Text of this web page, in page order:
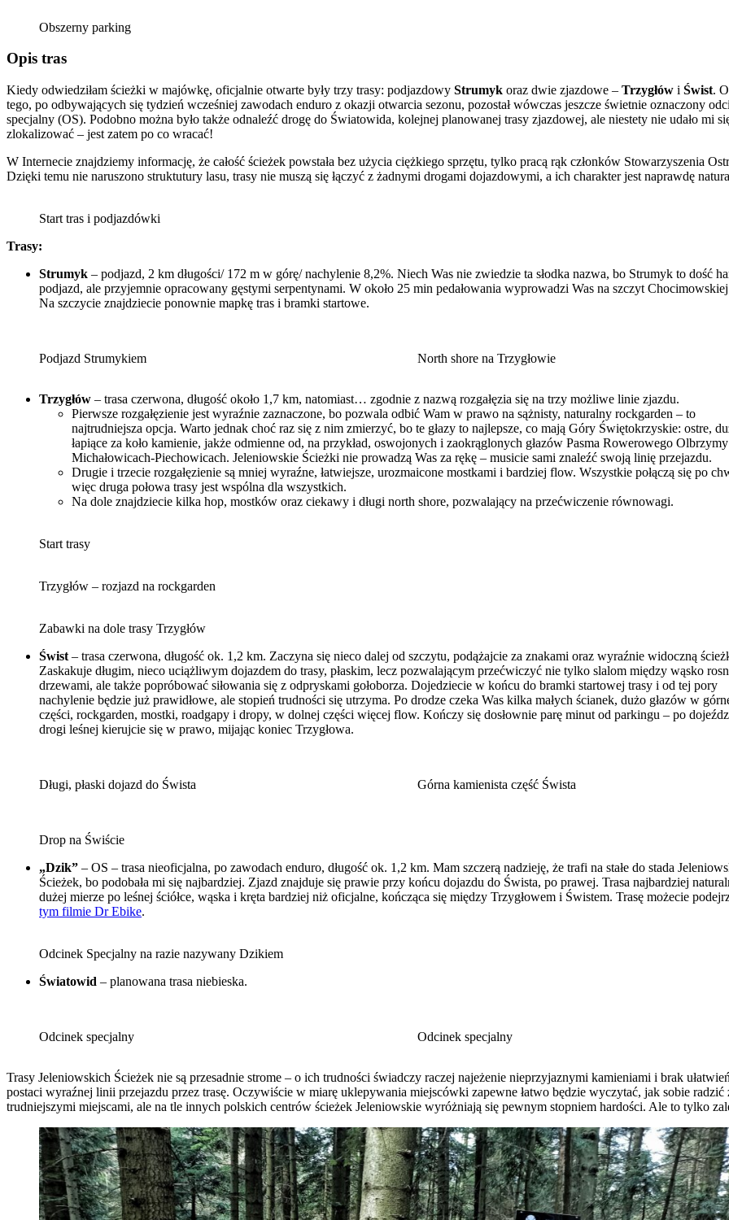
Obszerny parking
Opis tras
Kiedy odwiedziłam ścieżki w majówkę, oficjalnie otwarte były trzy trasy: podjazdowy Strumyk oraz dwie zjazdowe – Trzygłów i Świst.
tego, po odbywających się tydzień wcześniej zawodach enduro z okazji otwarcia sezonu, pozostał wówczas jeszcze świetnie oznaczony
specjalny (OS). Podobno można było także odnaleźć drogę do Światowida, kolejnej planowanej trasy zjazdowej, ale niestety nie udało mi
zlokalizować – jest zatem po co wracać!
W Internecie znajdziemy informację, że całość ścieżek powstała bez użycia ciężkiego sprzętu, tylko pracą rąk członków Stowarzyszenia
Dzięki temu nie naruszono struktutury lasu, trasy nie muszą się łączyć z żadnymi drogami dojazdowymi, a ich charakter jest naprawdę
Start tras i podjazdówki
Trasy:
Strumyk – podjazd, 2 km długości/ 172 m w górę/ nachylenie 8,2%. Niech Was nie zwiedzie ta słodka nazwa, bo Strumyk to dość
podjazd, ale przyjemnie opracowany gęstymi serpentynami. W około 25 min pedałowania wyprowadzi Was na szczyt
Na szczycie znajdziecie ponownie mapkę tras i bramki startowe.
Podjazd Strumykiem North shore na Trzygłowie
Trzygłów – trasa czerwona, długość około 1,7 km, natomiast… zgodnie z nazwą rozgałęzia się na trzy możliwe linie zjazdu.
Pierwsze rozgałęzienie jest wyraźnie zaznaczone, bo pozwala odbić Wam w prawo na sążnisty, naturalny rockgarden – to
najtrudniejsza opcja. Warto jednak choć raz się z nim zmierzyć, bo te głazy to najlepsze, co mają Góry Świętokrzyskie: ostre,
łapiące za koło kamienie, jakże odmienne od, na przykład, oswojonych i zaokrąglonych głazów Pasma Rowerowego
Michałowicach-Piechowicach. Jeleniowskie Ścieżki nie prowadzą Was za rękę – musicie sami znaleźć swoją linię przejazdu.
Drugie i trzecie rozgałęzienie są mniej wyraźne, łatwiejsze, urozmaicone mostkami i bardziej flow. Wszystkie połączą się po
więc druga połowa trasy jest wspólna dla wszystkich.
Na dole znajdziecie kilka hop, mostków oraz ciekawy i długi north shore, pozwalający na przećwiczenie równowagi.
Start trasy
Trzygłów – rozjazd na rockgarden
Zabawki na dole trasy Trzygłów
Świst – trasa czerwona, długość ok. 1,2 km. Zaczyna się nieco dalej od szczytu, podążajcie za znakami oraz wyraźnie widoczną
Zaskakuje długim, nieco uciążliwym dojazdem do trasy, płaskim, lecz pozwalającym przećwiczyć nie tylko slalom między wąsko
drzewami, ale także popróbować siłowania się z odpryskami gołoborza. Dojedziecie w końcu do bramki startowej trasy i od tej pory
nachylenie będzie już prawidłowe, ale stopień trudności się utrzyma. Po drodze czeka Was kilka małych ścianek, dużo głazów w
części, rockgarden, mostki, roadgapy i dropy, w dolnej części więcej flow. Kończy się dosłownie parę minut od parkingu – po
drogi leśnej kierujcie się w prawo, mijając koniec Trzygłowa.
Długi, płaski dojazd do Śwista Górna kamienista część Śwista
Drop na Świście
„Dzik” – OS – trasa nieoficjalna, po zawodach enduro, długość ok. 1,2 km. Mam szczerą nadzieję, że trafi na stałe do stada
Ścieżek, bo podobała mi się najbardziej. Zjazd znajduje się prawie przy końcu dojazdu do Śwista, po prawej. Trasa najbardziej
dużej mierze po leśnej ściółce, wąska i kręta bardziej niż oficjalne, kończąca się między Trzygłowem i Świstem. Trasę możecie
tym filmie Dr Ebike.
Odcinek Specjalny na razie nazywany Dzikiem
Światowid – planowana trasa niebieska.
Odcinek specjalny Odcinek specjalny
Trasy Jeleniowskich Ścieżek nie są przesadnie strome – o ich trudności świadczy raczej najeżenie nieprzyjaznymi kamieniami i brak
postaci wyraźnej linii przejazdu przez trasę. Oczywiście w miarę uklepywania miejscówki zapewne łatwo będzie wyczytać, jak sobie radzić
trudniejszymi miejscami, ale na tle innych polskich centrów ścieżek Jeleniowskie wyróżniają się pewnym stopniem hardości. Ale to tylko